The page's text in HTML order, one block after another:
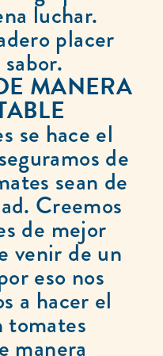
luchar.
placer
MANERA
se hace el
de
sean de
Creemos
de mejor
venir de un
eso nos
a hacer el
tomates
manera